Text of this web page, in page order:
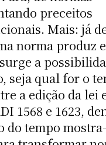
preceitos
Mais: já
norma produz
a
seja qual for o
a edição da lei
1568 e 1623,
do tempo